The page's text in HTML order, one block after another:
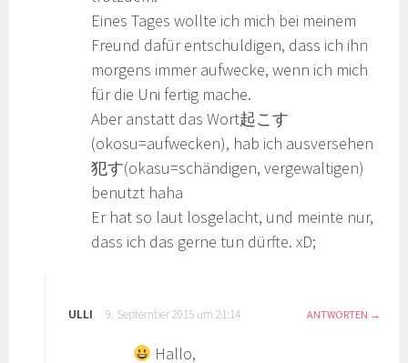
Eines Tages wollte ich mich bei meinem
Freund dafür entschuldigen, dass ich ihn
morgens immer aufwecke, wenn ich mich
für die Uni fertig mache.
Aber anstatt das Wort起こす
(okosu=aufwecken), hab ich ausversehen
犯す(okasu=schändigen, vergewaltigen)
benutzt haha
Er hat so laut losgelacht, und meinte nur,
dass ich das gerne tun dürfte. xD;
ULLI 9. September 2015 um 21:14 ANTWORTEN
Hallo,